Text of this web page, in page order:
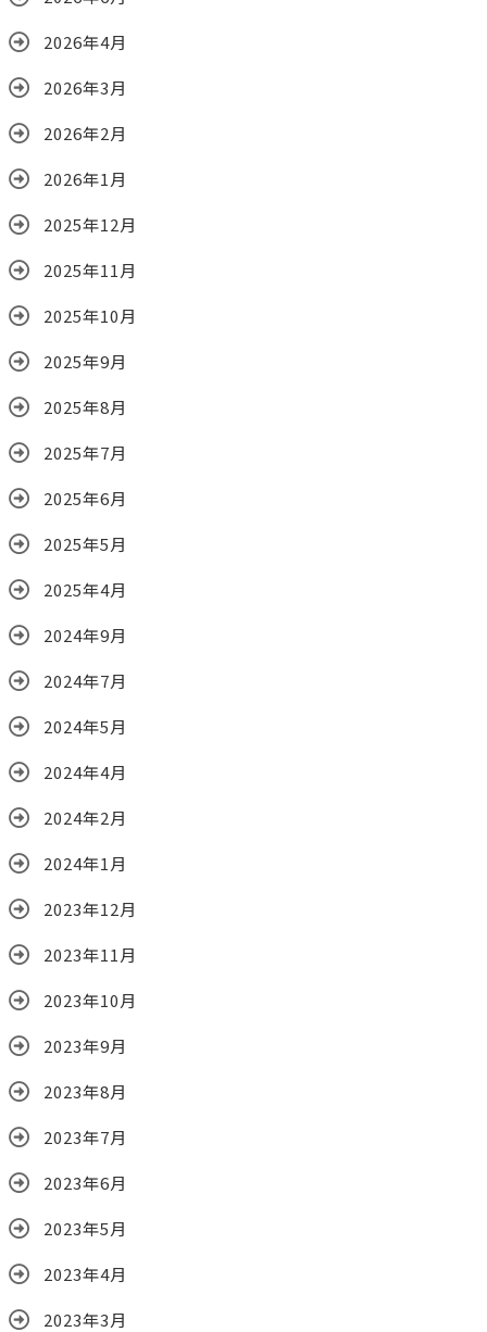
2026年4月
2026年3月
2026年2月
2026年1月
2025年12月
2025年11月
2025年10月
2025年9月
2025年8月
2025年7月
2025年6月
2025年5月
2025年4月
2024年9月
2024年7月
2024年5月
2024年4月
2024年2月
2024年1月
2023年12月
2023年11月
2023年10月
2023年9月
2023年8月
2023年7月
2023年6月
2023年5月
2023年4月
2023年3月